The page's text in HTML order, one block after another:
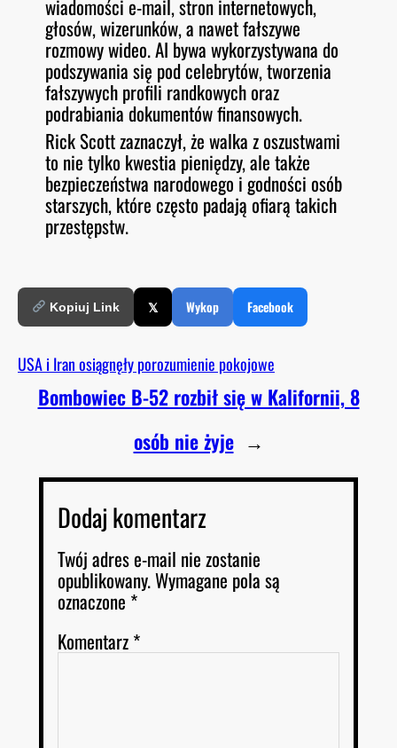
wiadomości e-mail, stron internetowych,
głosów, wizerunków, a nawet fałszywe
rozmowy wideo. AI bywa wykorzystywana do
podszywania się pod celebrytów, tworzenia
fałszywych profili randkowych oraz
podrabiania dokumentów finansowych.
Rick Scott zaznaczył, że walka z oszustwami
to nie tylko kwestia pieniędzy, ale także
bezpieczeństwa narodowego i godności osób
starszych, które często padają ofiarą takich
przestępstw.
Kopiuj Link 𝕏 Wykop Facebook
USA i Iran osiągnęły porozumienie pokojowe
Bombowiec B-52 rozbił się w Kalifornii, 8
osób nie żyje →
Dodaj komentarz
Twój adres e-mail nie zostanie
opublikowany.Wymagane pola są
oznaczone *
Komentarz*